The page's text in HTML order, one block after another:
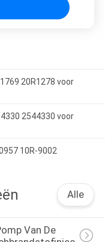
20R1278 voor
2544330 voor
10R-9002
Alle
Van De